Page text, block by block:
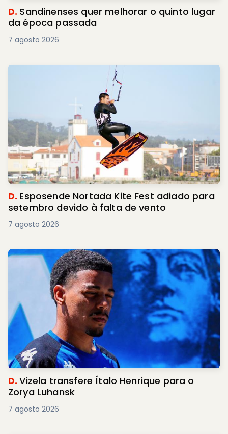
D. Sandinenses quer melhorar o quinto lugar
da época passada
7 agosto 2026
D. Esposende Nortada Kite Fest adiado para
setembro devido à falta de vento
7 agosto 2026
D.Vizela transfere Ítalo Henrique para o
Zorya Luhansk
7 agosto 2026